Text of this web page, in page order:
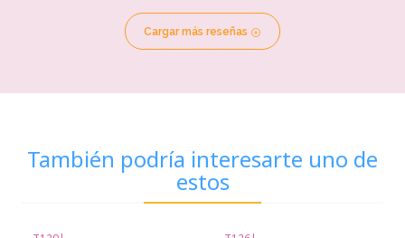
Cargar más reseñas
También podría interesarte uno de
estos